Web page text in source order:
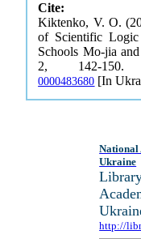
Cite:
Kiktenko, V. O.
of Scientific Logic
Schools Mo-jia
2, 142-
0000483680 [In
National
Ukraine
http://